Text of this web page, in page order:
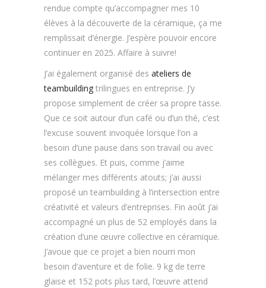
rendue compte qu’accompagner mes 10
élèves à la découverte de la céramique, ça me
remplissait d’énergie. J’espère pouvoir encore
continuer en 2025. Affaire à suivre!
J’ai également organisé des ateliers de
teambuilding trilingues en entreprise. J’y
propose simplement de créer sa propre tasse.
Que ce soit autour d’un café ou d’un thé, c’est
l’excuse souvent invoquée lorsque l’on a
besoin d’une pause dans son travail ou avec
ses collègues. Et puis, comme j’aime
mélanger mes différents atouts; j’ai aussi
proposé un teambuilding à l’intersection entre
créativité et valeurs d’entreprises. Fin août j’ai
accompagné un plus de 52 employés dans la
création d’une œuvre collective en céramique.
J’avoue que ce projet a bien nourri mon
besoin d’aventure et de folie. 9 kg de terre
glaise et 152 pots plus tard, l’œuvre attend